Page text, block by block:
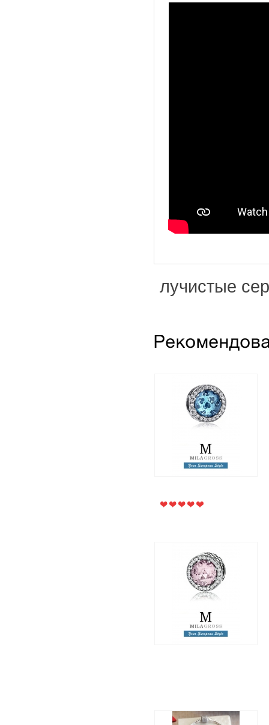
лучистые
Шарм "Лучистые
сердца" голубой
кристалл (серебро)
2 995 грн. 1 250 грн.
Шарм бусина "Лучистые
сердца" розовый
кристалл (серебро)
2 995 грн. 1 250 грн.